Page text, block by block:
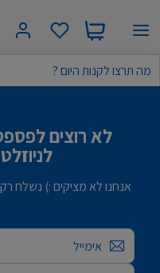
לא רוצים
אנחנו לא מציקים :) נשלח
אימייל